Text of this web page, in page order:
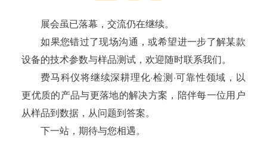
展会虽已落幕，交流仍在继续。
如果您错过了现场沟通，或希望进一步了解某款
设备的技术参数与样品测试，欢迎随时联系我们。
费马科仪将继续深耕理化·检测·可靠性领域，以
更优质的产品与更落地的解决方案，陪伴每一位用户
从样品到数据，从问题到答案。
下一站，期待与您相遇。